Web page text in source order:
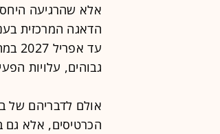
אלא שהרגיעה
גבוהים, עלויות
אולם לדבריהם של
הכרטיסים, אלא